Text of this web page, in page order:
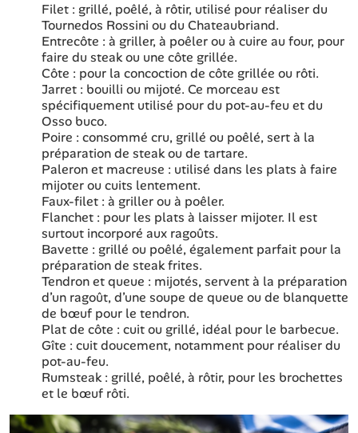
Filet : grillé, poêlé, à rôtir, utilisé pour réaliser du
Tournedos Rossini ou du Chateaubriand.
Entrecôte : à griller, à poêler ou à cuire au four, pour
faire du steak ou une côte grillée.
Côte : pour la concoction de côte grillée ou rôti.
Jarret : bouilli ou mijoté. Ce morceau est
spécifiquement utilisé pour du pot-au-feu et du
Osso buco.
Poire : consommé cru, grillé ou poêlé, sert à la
préparation de steak ou de tartare.
Paleron et macreuse : utilisé dans les plats à faire
mijoter ou cuits lentement.
Faux-filet : à griller ou à poêler.
Flanchet : pour les plats à laisser mijoter. Il est
surtout incorporé aux ragoûts.
Bavette : grillé ou poêlé, également parfait pour la
préparation de steak frites.
Tendron et queue : mijotés, servent à la préparation
d’un ragoût, d’une soupe de queue ou de blanquette
de bœuf pour le tendron.
Plat de côte : cuit ou grillé, idéal pour le barbecue.
Gîte : cuit doucement, notamment pour réaliser du
pot-au-feu.
Rumsteak : grillé, poêlé, à rôtir, pour les brochettes
et le bœuf rôti.